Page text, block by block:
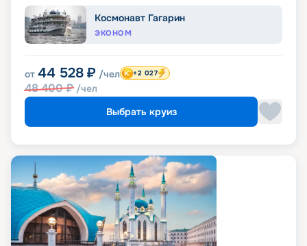
Космонавт Гагарин
ЭКОНОМ
от 44 528 ₽ /чел
48 400₽ /чел
+2 027
Выбрать круиз